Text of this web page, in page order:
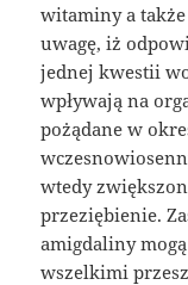
witaminy a
uwagę, iż
jednej kwestii
wpływają na
pożądane w
wtedy
przeziębienie.
amigdaliny
wszelkimi